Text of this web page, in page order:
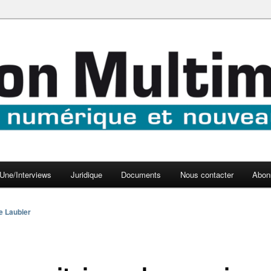
Une/Interviews Juridique Documents Nous contacter
Laubier